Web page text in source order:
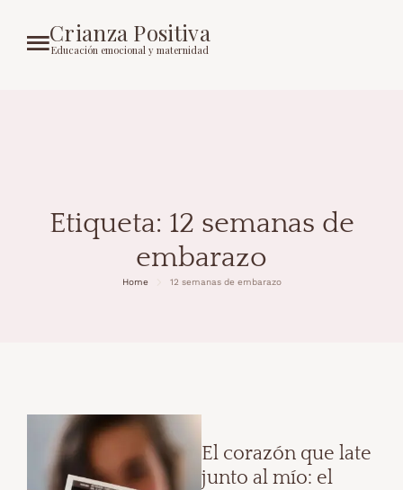
Crianza Positiva
Educación emocional y maternidad
Etiqueta: 12 semanas de
embarazo
Home 12 semanas de embarazo
El corazón que late
junto al mío: el